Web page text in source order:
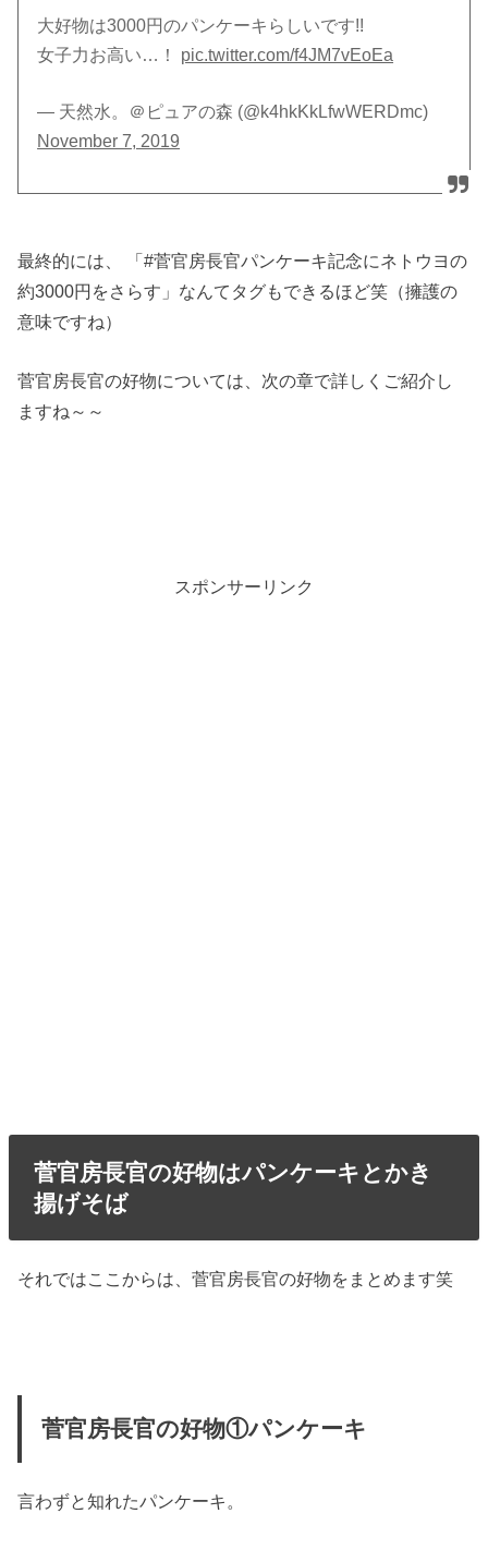
大好物は3000円のパンケーキらしいです!!
女子力お高い…！ pic.twitter.com/f4JM7vEoEa
— 天然水。＠ピュアの森 (@k4hkKkLfwWERDmc)
November 7, 2019
最終的には、 「#菅官房長官パンケーキ記念にネトウヨの
約3000円をさらす」なんてタグもできるほど笑（擁護の
意味ですね）
菅官房長官の好物については、次の章で詳しくご紹介し
ますね～～
スポンサーリンク
菅官房長官の好物はパンケーキとかき
揚げそば
それではここからは、菅官房長官の好物をまとめます笑
菅官房長官の好物①パンケーキ
言わずと知れたパンケーキ。